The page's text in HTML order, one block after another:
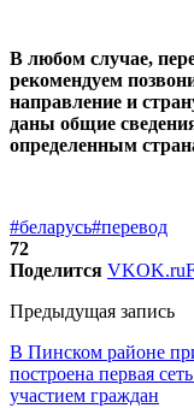
В любом случае,
рекомендуем
направление и
даны общие
определенным
#беларусь#перевод
72
Поделится VKOK.ru
Предыдущая запись
В Пинском районе
построена первая
участием граждан